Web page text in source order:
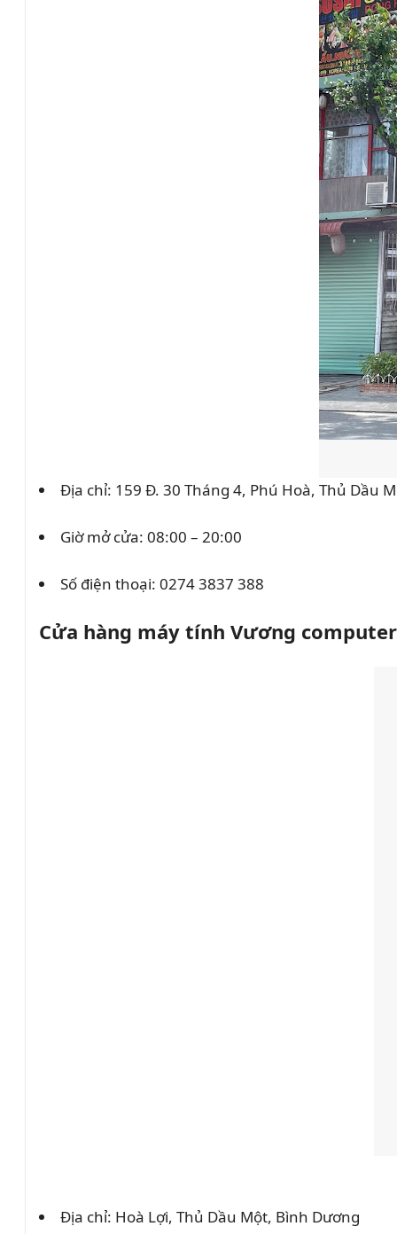
Địa chỉ: 159 Đ. 30 Tháng 4, Phú Hoà, Thủ Dầu
Giờ mở cửa: 08:00 – 20:00
Số điện thoại: 0274 3837 388
Cửa hàng máy tính Vương computer
Địa chỉ: Hoà Lợi, Thủ Dầu Một, Bình Dương